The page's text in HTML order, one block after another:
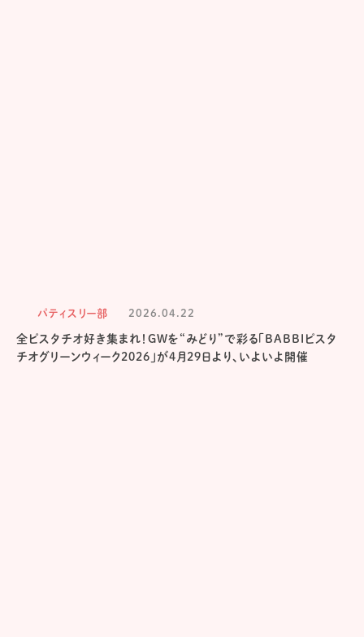
パティスリー部 2026.04.22
全ピスタチオ好き集まれ！GWを“みどり”で彩る「BABBIピスタ
チオグリーンウィーク2026」が4月29日より、いよいよ開催